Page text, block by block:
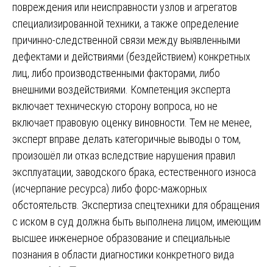
повреждения или неисправности узлов и агрегатов
специализированной техники, а также определение
причинно-следственной связи между выявленными
дефектами и действиями (бездействием) конкретных
лиц, либо производственными факторами, либо
внешними воздействиями. Компетенция эксперта
включает техническую сторону вопроса, но не
включает правовую оценку виновности. Тем не менее,
эксперт вправе делать категоричные выводы о том,
произошёл ли отказ вследствие нарушения правил
эксплуатации, заводского брака, естественного износа
(исчерпание ресурса) либо форс-мажорных
обстоятельств. Экспертиза спецтехники для обращения
с иском в суд должна быть выполнена лицом, имеющим
высшее инженерное образование и специальные
познания в области диагностики конкретного вида